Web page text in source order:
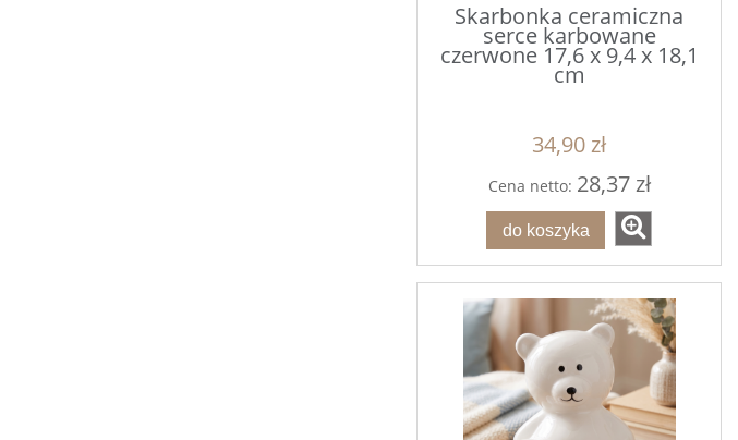
Skarbonka ceramiczna
serce karbowane
czerwone 17,6 x 9,4 x 18,1
cm
34,90 zł
Cena netto: 28,37 zł
do koszyka